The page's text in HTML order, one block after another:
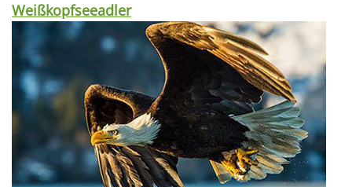
Weißkopfseeadler